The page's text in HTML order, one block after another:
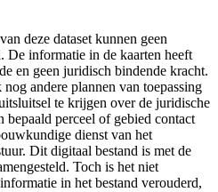
deze dataset kunnen geen
De informatie in de kaarten heeft
en geen juridisch bindende kracht.
andere plannen van toepassing
te krijgen over de juridische
bepaald perceel of gebied contact
dienst van het
Dit digitaal bestand is met de
Toch is het niet
in het bestand verouderd,